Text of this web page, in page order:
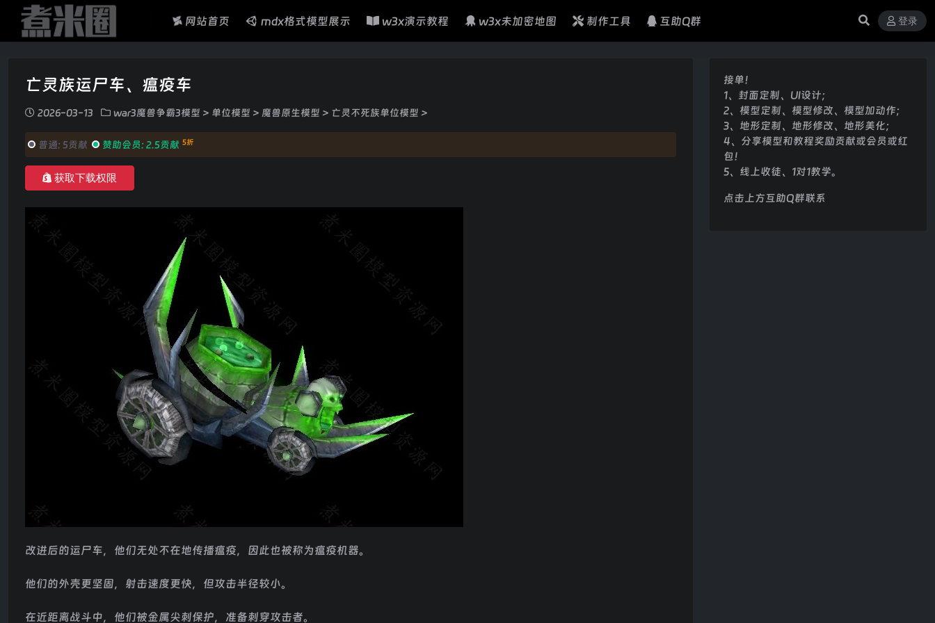
网站首页 mdx格式模型展示 w3x演示教程 w3x未加密地图 制作工具 互助Q群 登录
亡灵族运尸车、瘟疫车
2026-03-13 war3魔兽争霸3模型 > 单位模型 > 魔兽原生模型 > 亡灵不死族单位模型 >
普通: 5贡献 赞助会员: 2.5贡献 5折
获取下载权限
改进后的运尸车，他们无处不在地传播瘟疫，因此也被称为瘟疫机器。
他们的外壳更坚固，射击速度更快，但攻击半径较小。
在近距离战斗中，他们被金属尖刺保护，准备刺穿攻击者。
接单！
1、封面定制、UI设计；
2、模型定制、模型修改、模型加动作；
3、地形定制、地形修改、地形美化；
4、分享模型和教程奖励贡献或会员或红
包！
5、线上收徒、1对1教学。
点击上方互助Q群联系